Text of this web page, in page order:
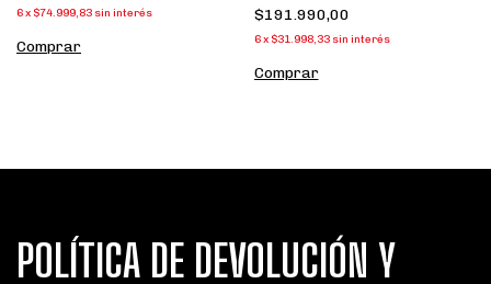
6x $74.999,83 sin interés
Comprar
$191.990,00
6 x $31.998,33 sin interés
Comprar
POLÍTICA DE DEVOLUCIÓN Y